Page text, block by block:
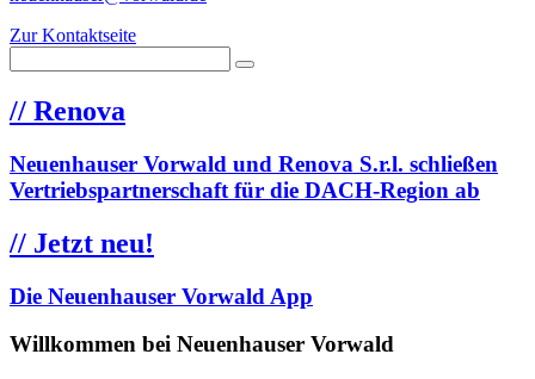
Zur Kontaktseite
// Renova
Neuenhauser Vorwald und Renova S.r.l. schließen
Vertriebspartnerschaft für die DACH-Region ab
// Jetzt neu!
Die Neuenhauser Vorwald App
Willkommen bei Neuenhauser Vorwald